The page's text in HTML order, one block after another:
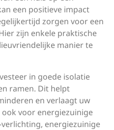
een positieve impact
zorgen voor een
zijn enkele praktische
manier te
in goede isolatie
ramen. Dit helpt
en verlaagt uw
voor energiezuinige
verlichting, energiezuinige